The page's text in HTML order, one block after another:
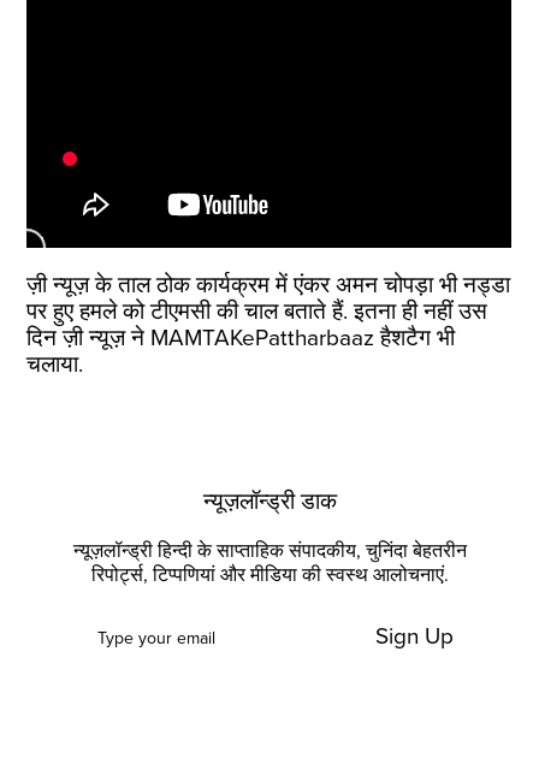
ज़ी न्यूज़ के ताल ठोक कार्यक्रम में एंकर अमन चोपड़ा भी नड्डा
पर हुए हमले को टीएमसी की चाल बताते हैं. इतना ही नहीं उस
दिन ज़ी न्यूज़ ने MAMTAKePattharbaaz हैशटैग भी
चलाया.
न्यूज़लॉन्ड्री डाक
न्यूज़लॉन्ड्री हिन्दी के साप्ताहिक संपादकीय, चुनिंदा बेहतरीन
रिपोर्ट्स, टिप्पणियां और मीडिया की स्वस्थ आलोचनाएं.
Sign Up